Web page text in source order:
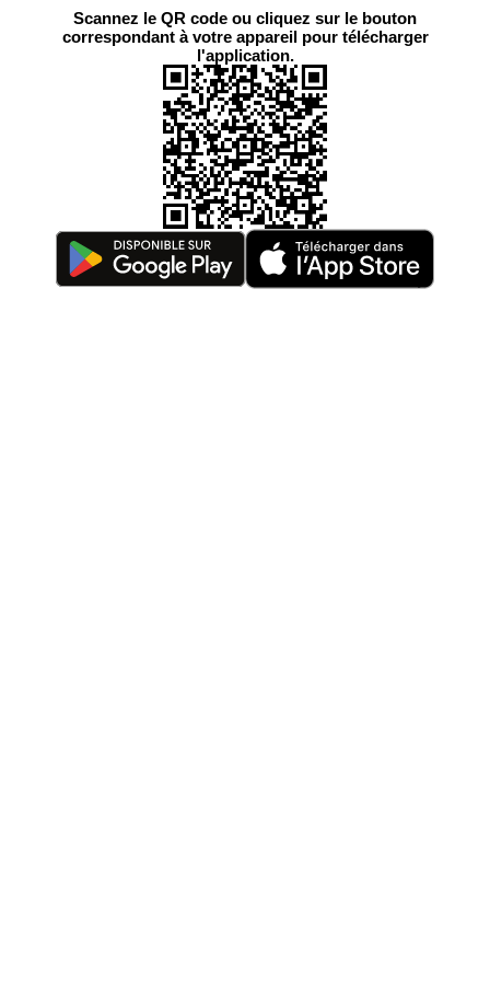
Scannez le QR code ou cliquez sur le bouton
correspondant à votre appareil pour télécharger
l'application.